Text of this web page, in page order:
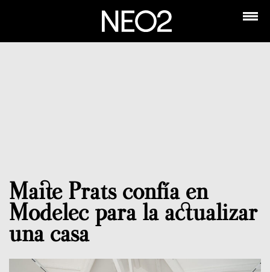
Maite Prats confía en
Modelec para la actualizar
una casa